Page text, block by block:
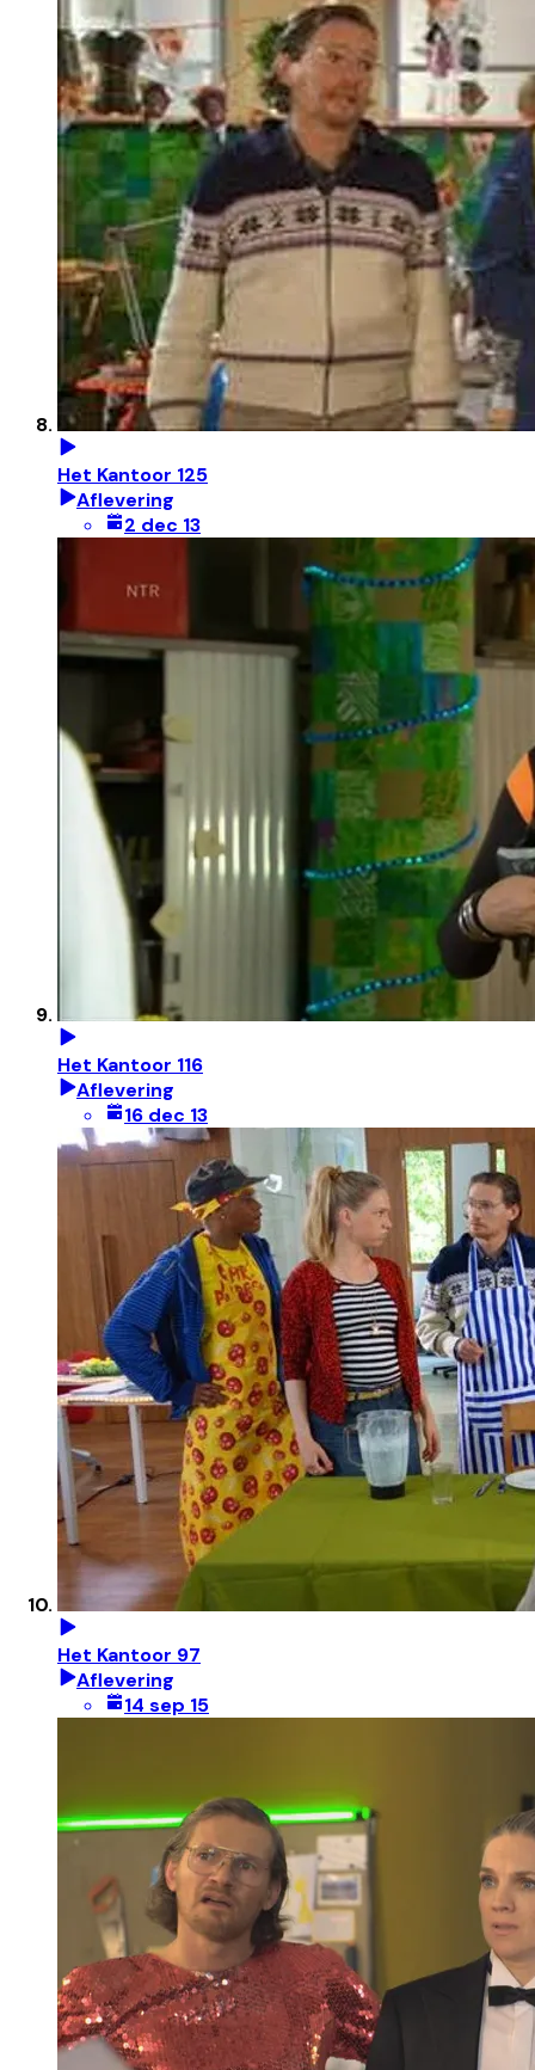
Het Kantoor 125
Aflevering
2 dec 13
Het Kantoor 116
Aflevering
16 dec 13
Het Kantoor 97
Aflevering
14 sep 15